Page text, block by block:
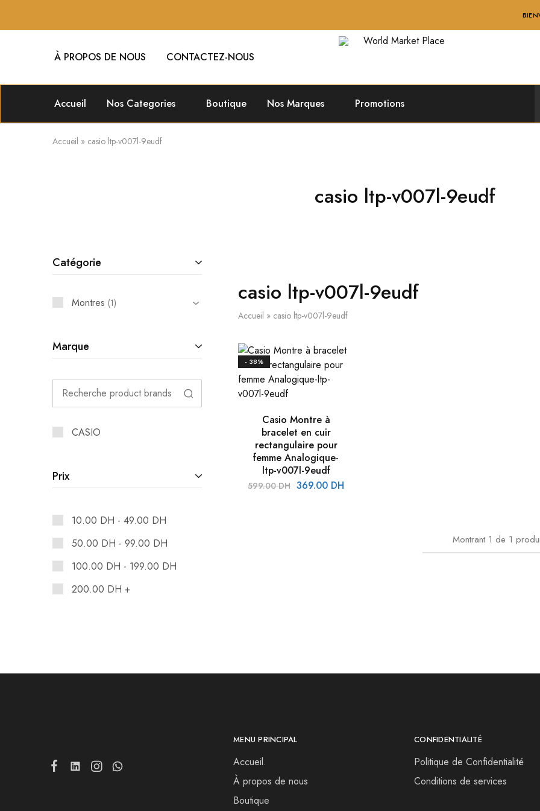
À PROPOS DE NOUS CONTACTEZ-NOUS
Accueil
Nos Categories Boutique Nos Marques Promotions
Accueil » casio ltp-v007l-9eudf
casio ltp-v007l-9eudf
casio ltp-v007l-9eudf
Accueil » casio ltp-v007l-9eudf
- 38%
Casio Montre à
bracelet en cuir
rectangulaire pour
femme Analogique-
ltp-v007l-9eudf
599.00DH 369.00 DH
Montrant1 de 1
Catégorie
Montres 1
Marque
CASIO
Prix
10.00 DH - 49.00 DH
50.00 DH - 99.00 DH
100.00 DH - 199.00 DH
200.00 DH +
MENU PRINCIPAL
Accueil.
À propos de nous
Boutique
CONFIDENTIALITÉ
Politique de Confidentialité
Conditions de services